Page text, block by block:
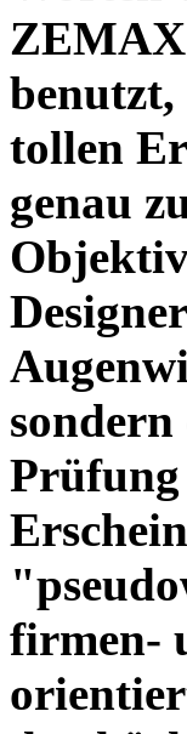
ZEMAX
benutzt,
tollen
genau
Prüfung
firmen-